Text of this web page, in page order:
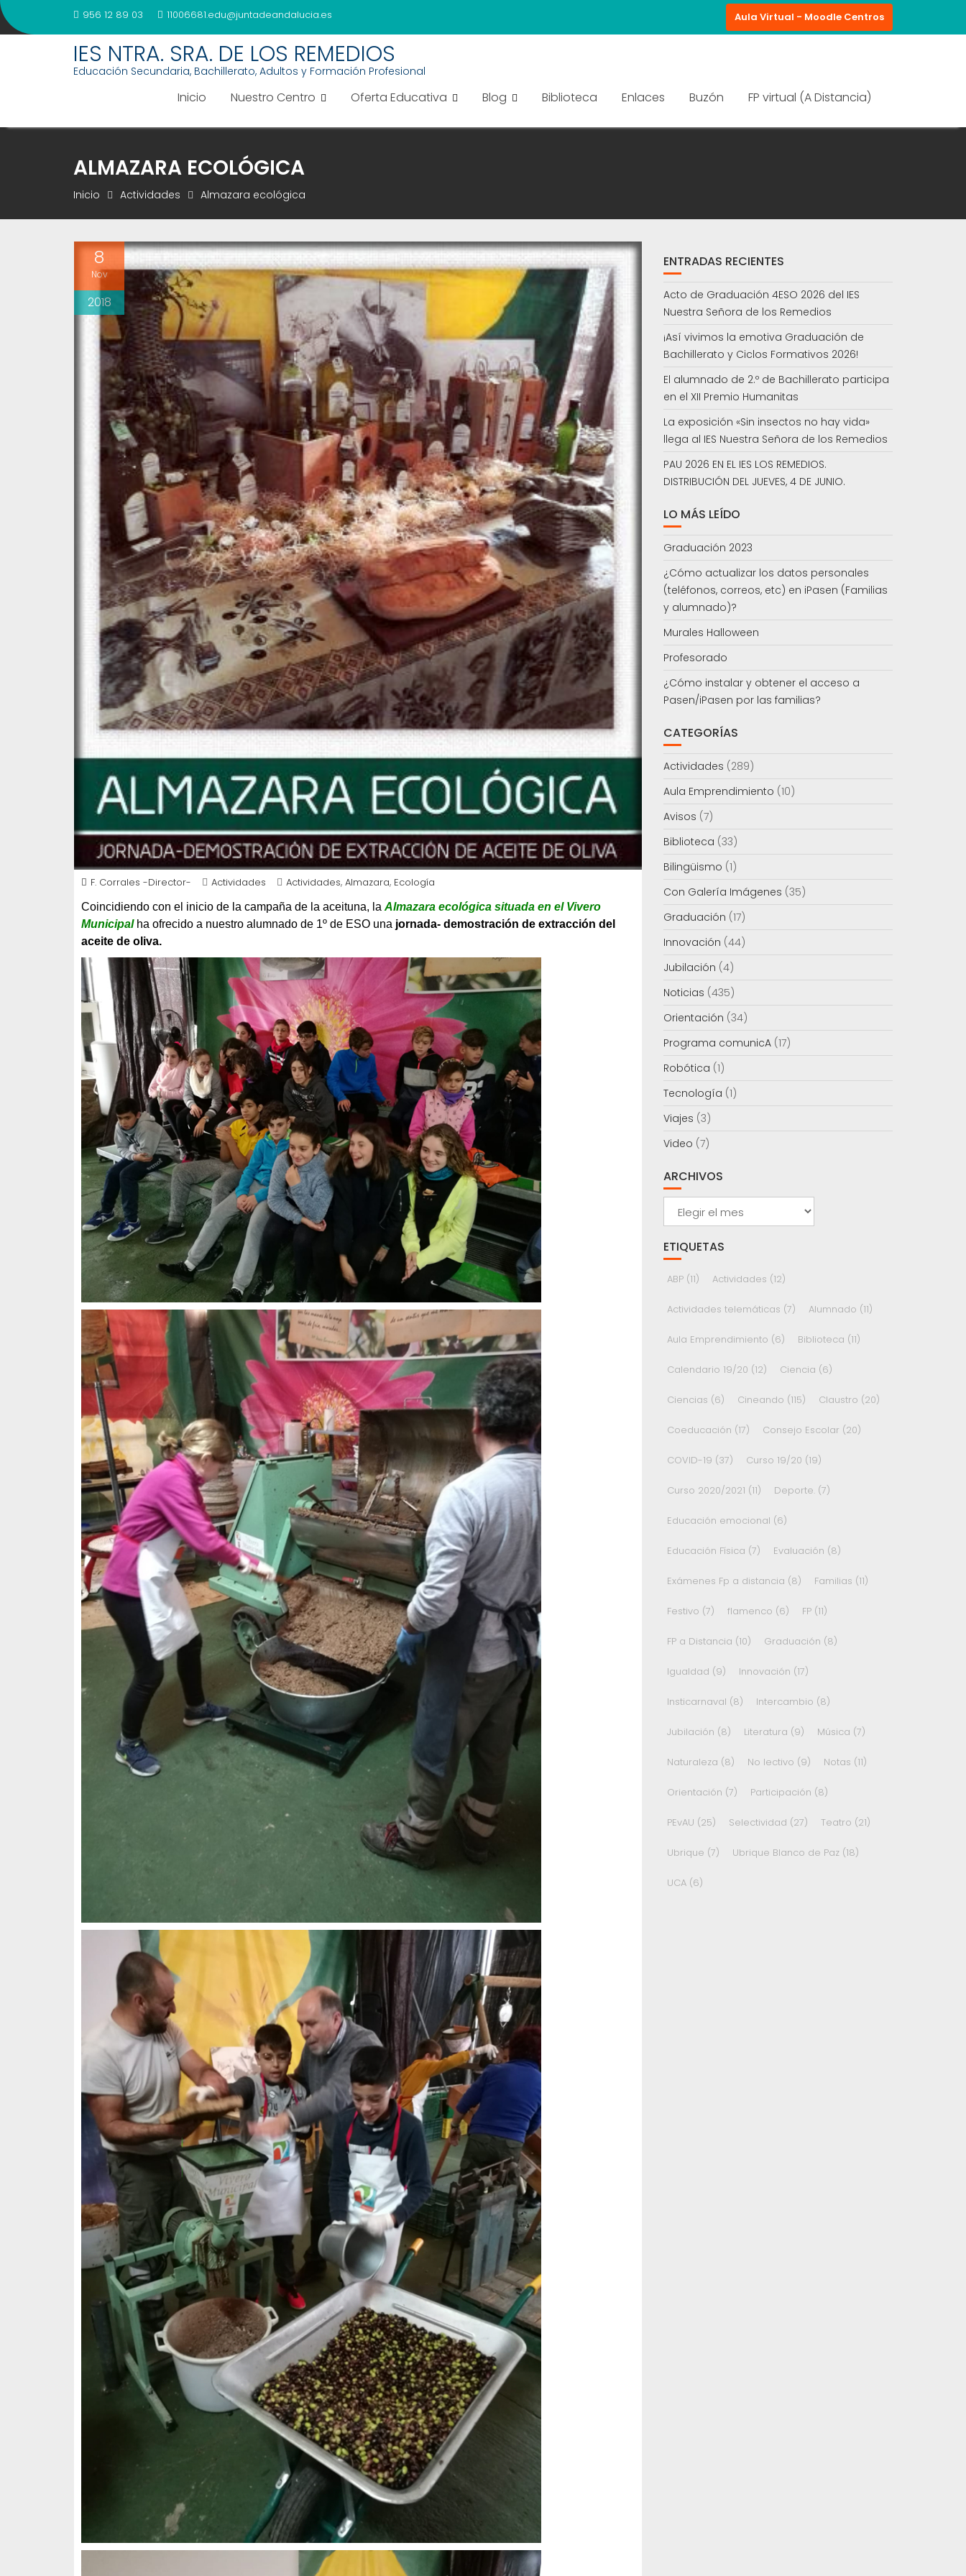
Saltar
al
956 12 89 03 11006681.edu@juntadeandalucia.es Aula Virtual - Moodle Centros
IES NTRA. SRA. DE LOS REMEDIOS
Educación Secundaria, Bachillerato, Adultos y Formación Profesional
Inicio Nuestro Centro Oferta Educativa Blog Biblioteca Enlaces Buzón FP virtual (A Distancia)
ALMAZARA ECOLÓGICA
Inicio Actividades Almazara ecológica
8
Nov
2018
F. Corrales -Director- Actividades Actividades, Almazara, Ecología
Coincidiendo con el inicio de la campaña de la aceituna, la Almazara ecológica situada en el Vivero
Municipalha ofrecido a nuestro alumnado de 1º de ESO una jornada- demostración de extracción del
aceite de oliva.
ENTRADAS RECIENTES
Acto de Graduación 4ESO 2026 del IES
Nuestra Señora de los Remedios
¡Así vivimos la emotiva Graduación de
Bachillerato y Ciclos Formativos 2026!
El alumnado de 2.º de Bachillerato participa
en el XII Premio Humanitas
La exposición «Sin insectos no hay vida»
llega al IES Nuestra Señora de los Remedios
PAU 2026 EN EL IES LOS REMEDIOS.
DISTRIBUCIÓN DEL JUEVES, 4 DE JUNIO.
LO MÁS LEÍDO
Graduación 2023
¿Cómo actualizar los datos personales
(teléfonos, correos, etc) en iPasen (Familias
y alumnado)?
Murales Halloween
Profesorado
¿Cómo instalar y obtener el acceso a
Pasen/iPasen por las familias?
CATEGORÍAS
Actividades (289)
Aula Emprendimiento (10)
Avisos (7)
Biblioteca (33)
Bilingüismo (1)
Con Galería Imágenes (35)
Graduación (17)
Innovación (44)
Jubilación (4)
Noticias (435)
Orientación (34)
Programa comunicA(17)
Robótica (1)
Tecnología (1)
Viajes (3)
Video (7)
ARCHIVOS
Archivos
ETIQUETAS
ABP(11) Actividades (12)
Actividades telemáticas (7) Alumnado (11)
Aula Emprendimiento (6) Biblioteca (11)
Calendario 19/20 (12) Ciencia (6)
Ciencias (6) Cineando (115) Claustro (20)
Coeducación (17) Consejo Escolar (20)
COVID-19 (37) Curso 19/20 (19)
Curso 2020/2021 (11) Deporte.(7)
Educación emocional (6)
Educación Física (7) Evaluación (8)
Exámenes Fp a distancia (8) Familias (11)
Festivo (7) flamenco (6) FP(11)
FP a Distancia (10) Graduación (8)
Igualdad (9) Innovación (17)
Insticarnaval (8) Intercambio (8)
Jubilación (8) Literatura (9) Música (7)
Naturaleza (8) No lectivo (9) Notas (11)
Orientación (7) Participación (8)
PEvAU (25) Selectividad (27) Teatro (21)
Ubrique (7) Ubrique Blanco de Paz(18)
UCA(6)